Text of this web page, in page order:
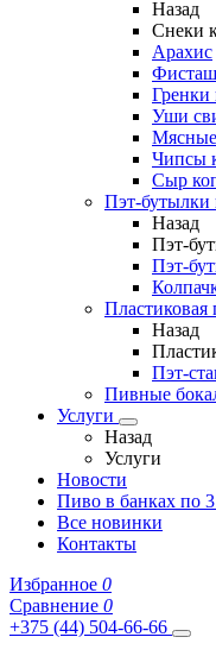
Назад
Снеки
Арахис
Гренки
Уши
Чипсы
Сыр
Пэт-бутылки
Назад
Пэт-
Пэт-
Пластиковая
Назад
Пэт-
Пивные
Услуги
Назад
Услуги
Новости
Пиво в банках по 3
Все новинки
Контакты
Избранное 0
Сравнение 0
+375 (44) 504-66-66